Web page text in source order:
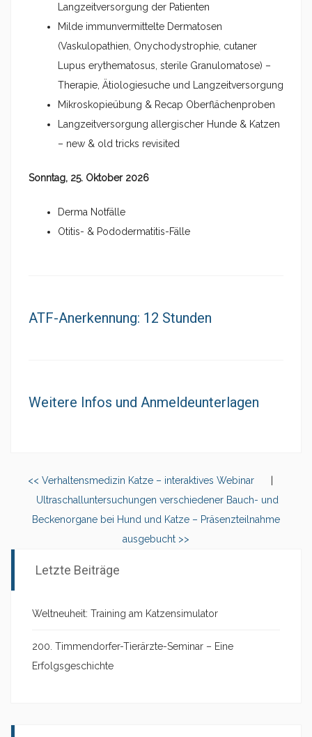
Langzeitversorgung der Patienten
Milde immunvermittelte Dermatosen
(Vaskulopathien, Onychodystrophie, cutaner
Lupus erythematosus, sterile Granulomatose) –
Therapie, Ätiologiesuche und Langzeitversorgung
Mikroskopieübung & Recap Oberflächenproben
Langzeitversorgung allergischer Hunde & Katzen
– new & old tricks revisited
Sonntag, 25. Oktober 2026
Derma Notfälle
Otitis- & Pododermatitis-Fälle
ATF-Anerkennung: 12 Stunden
Weitere Infos und Anmeldeunterlagen
<< Verhaltensmedizin Katze – interaktives Webinar |
Ultraschalluntersuchungen verschiedener Bauch- und
Beckenorgane bei Hund und Katze – Präsenzteilnahme
ausgebucht >>
Letzte Beiträge
Weltneuheit: Training am Katzensimulator
200. Timmendorfer-Tierärzte-Seminar – Eine
Erfolgsgeschichte